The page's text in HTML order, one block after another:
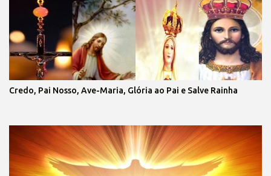
Credo, Pai Nosso, Ave-Maria, Glória ao Pai e Salve Rainha